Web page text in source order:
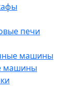
печи
машины
машины